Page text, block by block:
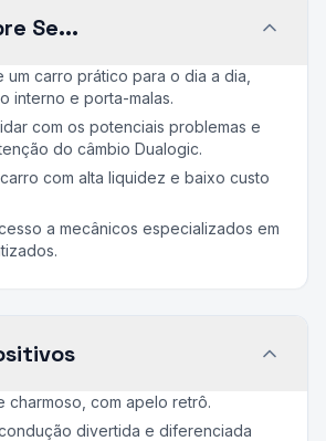
Se...
carro prático para o dia a dia,
interno e porta-malas.
com os potenciais problemas e
do câmbio Dualogic.
com alta liquidez e baixo custo
a mecânicos especializados em
charmoso, com apelo retrô.
divertida e diferenciada